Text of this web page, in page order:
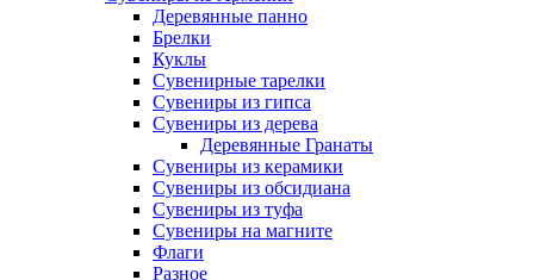
Деревянные панно
Брелки
Куклы
Сувенирные тарелки
Сувениры из гипса
Сувениры из дерева
Деревянные Гранаты
Сувениры из керамики
Сувениры из обсидиана
Сувениры из туфа
Сувениры на магните
Флаги
Разное